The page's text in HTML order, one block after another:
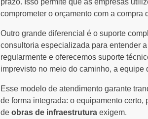
comprometer o orçamento com a compra
Outro grande diferencial é o suporte
consultoria especializada para entender
regularmente e oferecemos suporte
imprevisto no meio do caminho, a equipe
Esse modelo de atendimento garante
de forma integrada: o equipamento
de obras de infraestruturaexigem.